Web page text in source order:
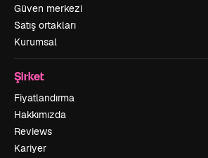
Güven merkezi
Satış ortakları
Kurumsal
Şirket
Fiyatlandırma
Hakkımızda
Reviews
Kariyer